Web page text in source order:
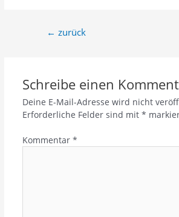
← zurück
Schreibe einen
Deine E-Mail-Adresse wird nicht
Erforderliche Felder sind mit *
Kommentar *